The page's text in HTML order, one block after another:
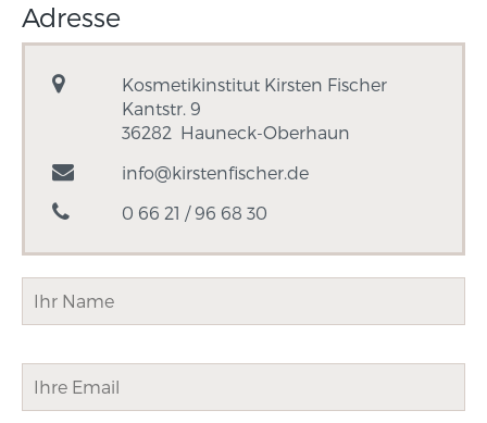
Adresse
Kosmetikinstitut Kirsten Fischer
Kantstr. 9
36282 Hauneck-Oberhaun
info@kirstenfischer.de
0 66 21 / 96 68 30